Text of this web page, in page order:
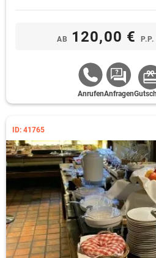
AB 120,00 € P.P.
AnrufenAnfragen
ID: 41765